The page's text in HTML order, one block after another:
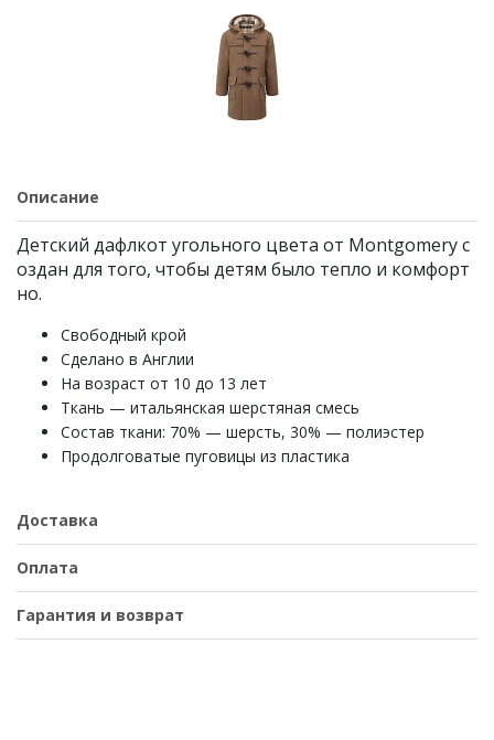
Описание
Детский дафлкот угольного цвета от Montgomery с
оздан для того, чтобы детям было тепло и комфорт
но.
Свободный крой
Сделано в Англии
На возраст от 10 до 13 лет
Ткань — итальянская шерстяная смесь
Состав ткани: 70% — шерсть, 30% — полиэстер
Продолговатые пуговицы из пластика
Доставка
Оплата
Гарантия и возврат